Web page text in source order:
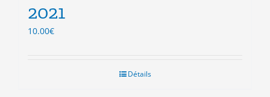
2021
10.00€
Détails